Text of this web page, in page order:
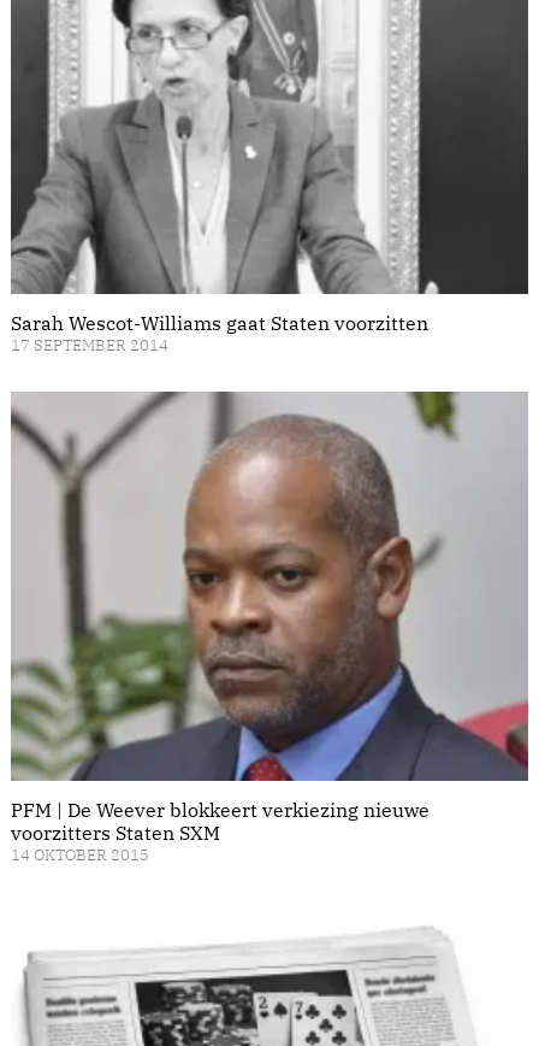
Sarah Wescot-Williams gaat Staten voorzitten
17 SEPTEMBER 2014
PFM | De Weever blokkeert verkiezing nieuwe
voorzitters Staten SXM
14 OKTOBER 2015